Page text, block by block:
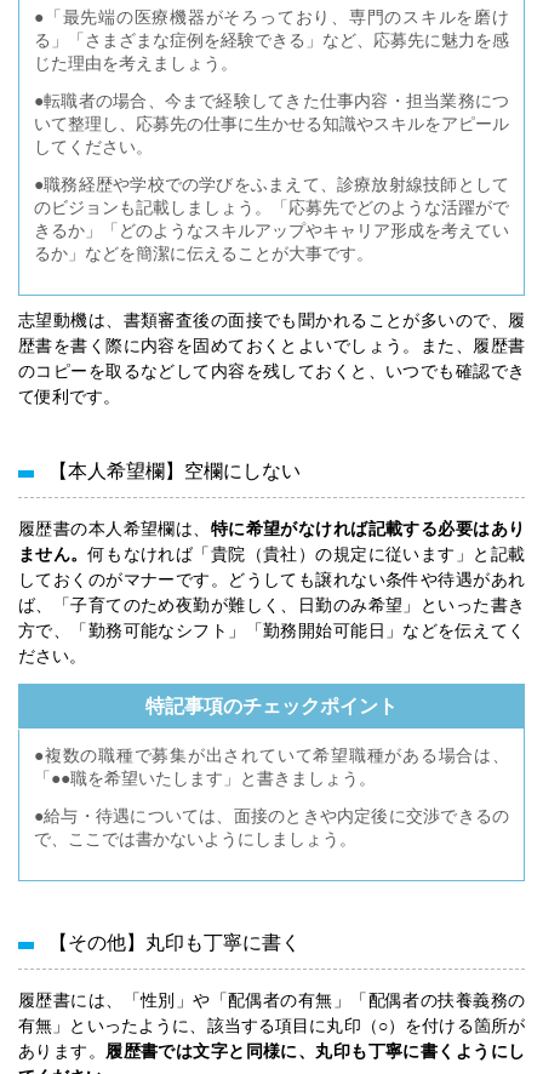
●「最先端の医療機器がそろっており、専門のスキルを磨け
る」「さまざまな症例を経験できる」など、応募先に魅力を感
じた理由を考えましょう。
●転職者の場合、今まで経験してきた仕事内容・担当業務につ
いて整理し、応募先の仕事に生かせる知識やスキルをアピール
してください。
●職務経歴や学校での学びをふまえて、診療放射線技師として
のビジョンも記載しましょう。「応募先でどのような活躍がで
きるか」「どのようなスキルアップやキャリア形成を考えてい
るか」などを簡潔に伝えることが大事です。
志望動機は、書類審査後の面接でも聞かれることが多いので、履
歴書を書く際に内容を固めておくとよいでしょう。また、履歴書
のコピーを取るなどして内容を残しておくと、いつでも確認でき
て便利です。
【本人希望欄】空欄にしない
履歴書の本人希望欄は、 特に希望がなければ記載する必要はあり
ません。何もなければ「貴院（貴社）の規定に従います」と記載
しておくのがマナーです。どうしても譲れない条件や待遇があれ
ば、「子育てのため夜勤が難しく、日勤のみ希望」といった書き
方で、「勤務可能なシフト」「勤務開始可能日」などを伝えてく
ださい。
特記事項のチェックポイント
●複数の職種で募集が出されていて希望職種がある場合は、
「●●職を希望いたします」と書きましょう。
●給与・待遇については、面接のときや内定後に交渉できるの
で、ここでは書かないようにしましょう。
【その他】丸印も丁寧に書く
履歴書には、「性別」や「配偶者の有無」「配偶者の扶養義務の
有無」といったように、該当する項目に丸印（○）を付ける箇所が
あります。 履歴書では文字と同様に、丸印も丁寧に書くようにし